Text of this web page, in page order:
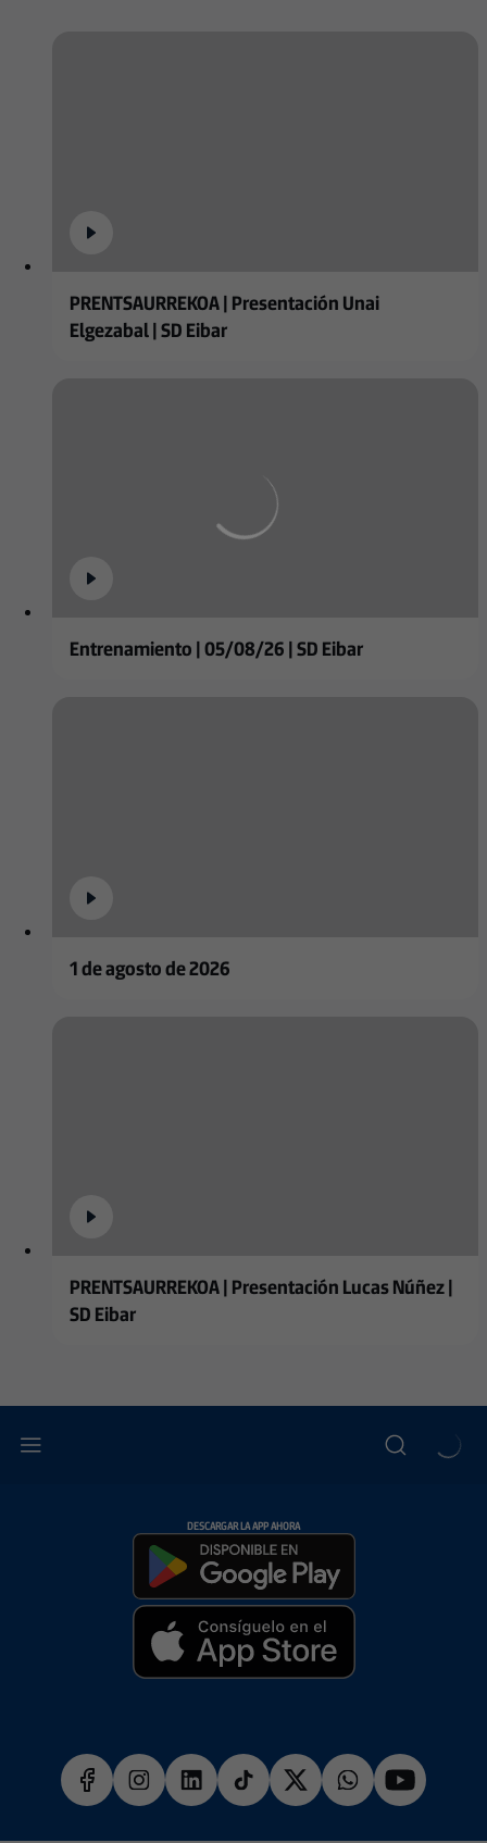
PRENTSAURREKOA | Presentación Unai
Elgezabal | SD Eibar
Entrenamiento | 05/08/26 | SD Eibar
1 de agosto de 2026
PRENTSAURREKOA | Presentación Lucas Núñez |
SD Eibar
DESCARGAR LA APP AHORA